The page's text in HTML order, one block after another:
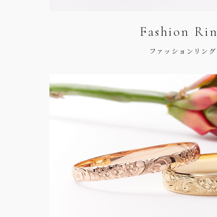
Fashion
ファッションリング